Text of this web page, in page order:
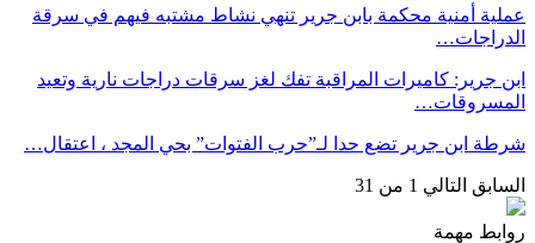
عملية أمنية محكمة بابن جرير تنهي نشاط مشتبه فيهم في سرقة
الدراجات…
ابن جرير: كاميرات المراقبة تفك لغز سرقات دراجات نارية وتعيد
المسروقات…
شرطة ابن جرير تضع حدا لـ”حرب الفتوات” بحي المجد ، اعتقال…
السابق التالي 1 من 31
روابط مهمة